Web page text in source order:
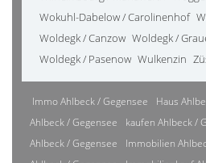
Wokuhl-Dabelow / Carolinenhof
Woldegk / Canzow Woldegk /
Woldegk / Pasenow Wulkenzin
Immo Ahlbeck / Gegensee Haus
Ahlbeck / Gegensee
kaufen Ahlbeck /
Ahlbeck / Gegensee
Immobilien